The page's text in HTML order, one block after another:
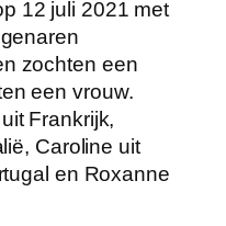
12 juli 2021 met
zochten een
een vrouw.
Frankrijk,
Caroline uit
en Roxanne